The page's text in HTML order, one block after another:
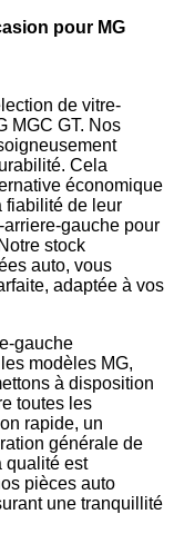
pour MG
de vitre-
MGC GT. Nos
Cela
économique
fiabilité de leur
gauche pour
stock
auto, vous
adaptée à vos
gauche
modèles MG,
à disposition
toutes les
rapide, un
générale de
qualité est
pièces auto
une tranquillité